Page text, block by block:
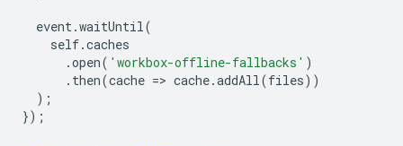
event.waitUntil(
self.caches
.open( 'workbox-offline-fallbacks' )
. then(cache => cache.addAll(files))
);
});